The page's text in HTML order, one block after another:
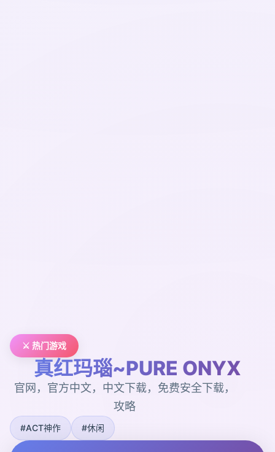
⚔️ 热门游戏
真红玛瑙~PURE ONYX
官网，官方中文，中文下载，免费安全下载，
攻略
#ACT神作 #休闲